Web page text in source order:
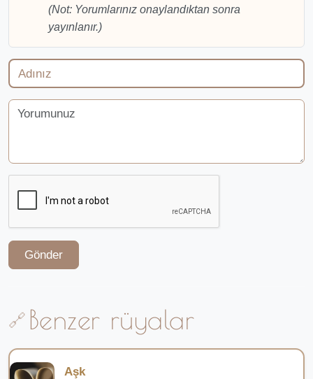
(Not: Yorumlarınız onaylandıktan sonra
yayınlanır.)
Gönder
Benzer rüyalar
Aşk